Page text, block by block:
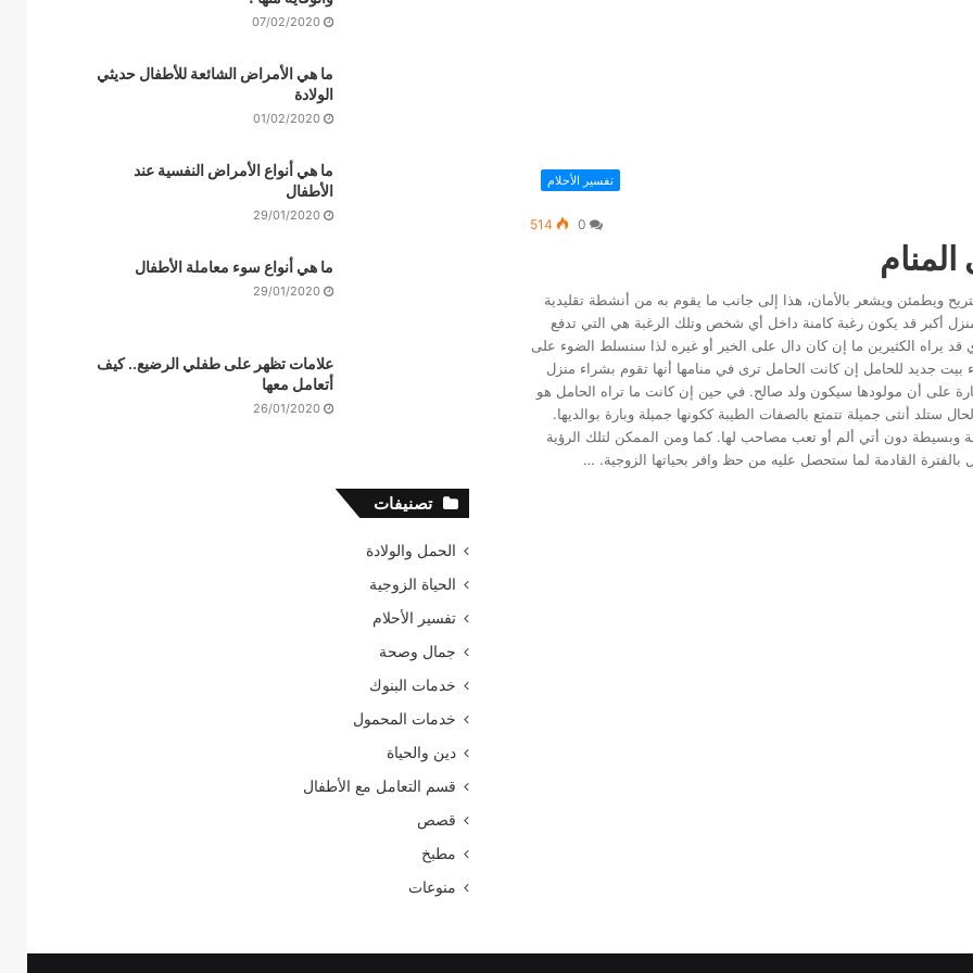
تفسير الأحلام
0
514
ويطمئن ويشعر بالأمان، هذا إلى جانب ما يقوم به من أنشطة تقليدية
أكبر قد يكون رغبة كامنة داخل أي شخص وتلك الرغبة هي التي تدفع
قد يراه الكثيرين ما إن كان دال على الخير أو غيره لذا سنسلط الضوء على
جديد للحامل إن كانت الحامل ترى في منامها أنها تقوم بشراء منزل
على أن مولودها سيكون ولد صالح. في حين إن كانت ما تراه الحامل هو
ستلد أنثى جميلة تتمتع بالصفات الطيبة ككونها جميلة وبارة بوالديها.
وبسيطة دون أتي ألم أو تعب مصاحب لها. كما ومن الممكن لتلك الرؤية
بالفترة القادمة لما ستحصل عليه من حظ وافر بحياتها الزوجية. …
07/02/2020
ما هي الأمراض الشائعة للأطفال حديثي
الولادة
01/02/2020
ما هي أنواع الأمراض النفسية عند
الأطفال
29/01/2020
ما هي أنواع سوء معاملة الأطفال
29/01/2020
علامات تظهر على طفلي الرضيع.. كيف
أتعامل معها
26/01/2020
تصنيفات
الحمل والولادة
الحياة الزوجية
تفسير الأحلام
جمال وصحة
خدمات البنوك
خدمات المحمول
دين والحياة
قسم التعامل مع الأطفال
قصص
مطبخ
منوعات